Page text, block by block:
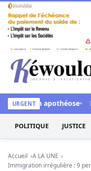
Aller au contenu
Kéwoulo, le premier
URGENT
en apothéose Le
POLITIQUE JUSTICE
Accueil
A LA UNE
Immigration irrégulière : 9